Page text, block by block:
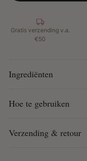
droog haar. Kam
gelijkmatig te
Gratis verzending v.a.
€50
Ingrediënten
Hoe te gebruiken
Verzending & retour